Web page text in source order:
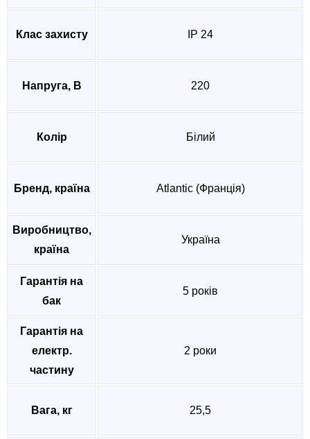
Клас захисту IP 24
Напруга, В 220
Колір Білий
Бренд, країна Atlantic (Франція)
Виробництво,
країна
Україна
Гарантія на
бак
5 років
Гарантія на
електр.
частину
2 роки
Вага, кг 25,5